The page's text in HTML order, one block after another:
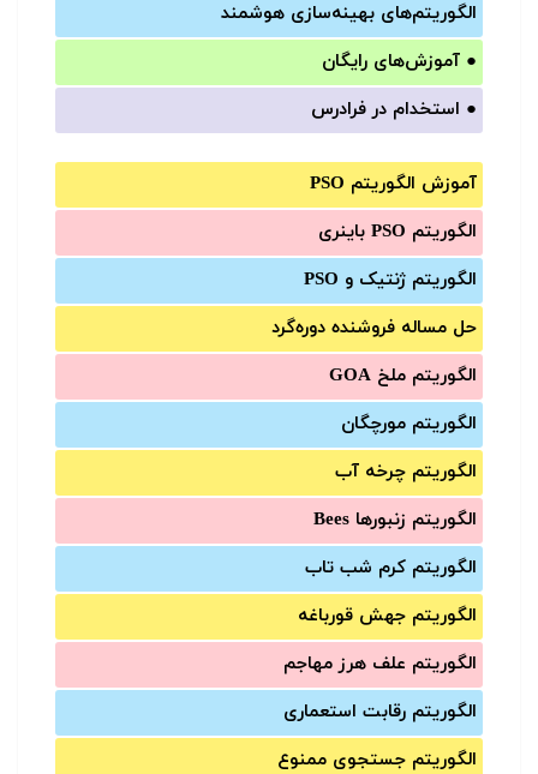
الگوریتم‌های بهینه‌سازی هوشمند
● آموزش‌های رایگان
● استخدام در فرادرس
آموزش الگوریتم PSO
الگوریتم PSO باینری
الگوریتم ژنتیک و PSO
حل مساله فروشنده دوره‌گرد
الگوریتم ملخ GOA
الگوریتم مورچگان
الگوریتم چرخه آب
الگوریتم زنبورها Bees
الگوریتم کرم شب تاب
الگوریتم جهش قورباغه
الگوریتم علف هرز مهاجم
الگوریتم رقابت استعماری
الگوریتم جستجوی ممنوع